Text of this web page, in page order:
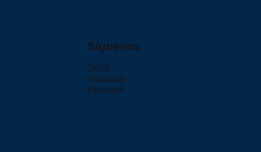
Síguenos
TikTok
Instagram
Facebook